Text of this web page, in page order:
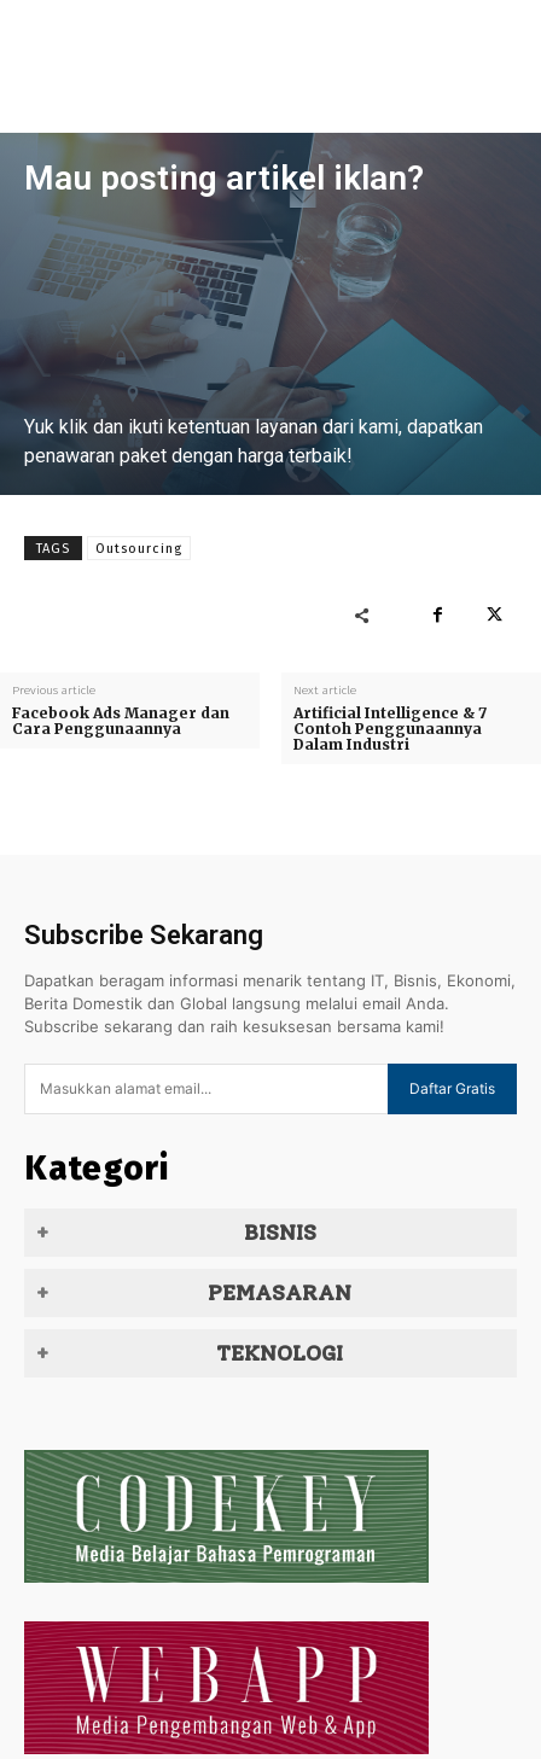
Mau posting artikel iklan?
Yuk klik dan ikuti ketentuan layanan dari kami, dapatkan
penawaran paket dengan harga terbaik!
Baca Selengkapnya
TAGS Outsourcing
Previous article
Facebook Ads Manager dan
Cara Penggunaannya
Next article
Artificial Intelligence & 7
Contoh Penggunaannya
Dalam Industri
Subscribe Sekarang
Dapatkan beragam informasi menarik tentang IT, Bisnis, Ekonomi,
Berita Domestik dan Global langsung melalui email Anda.
Subscribe sekarang dan raih kesuksesan bersama kami!
Daftar Gratis
Kategori
BISNIS
PEMASARAN
TEKNOLOGI